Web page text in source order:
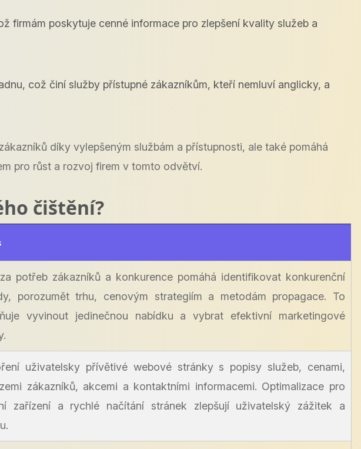
firmám poskytuje cenné informace pro zlepšení kvality služeb a
což činí služby přístupné zákazníkům, kteří nemluví anglicky, a
díky vylepšeným službám a přístupnosti, ale také pomáhá
pro růst a rozvoj firem v tomto odvětví.
čištění?
potřeb zákazníků a konkurence pomáhá identifikovat konkurenční
porozumět trhu, cenovým strategiím a metodám propagace. To
vyvinout jedinečnou nabídku a vybrat efektivní marketingové
uživatelsky přívětivé webové stránky s popisy služeb, cenami,
zákazníků, akcemi a kontaktními informacemi. Optimalizace pro
zařízení a rychlé načítání stránek zlepšují uživatelský zážitek a